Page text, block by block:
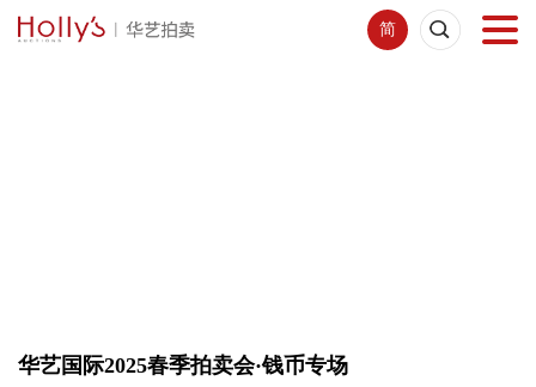
简
服务指南
华艺国际2025春季拍卖会·钱币专场